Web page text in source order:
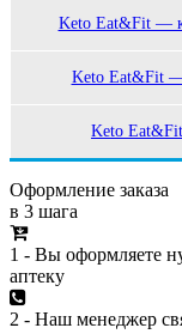
Keto Eat&Fit —
Keto Eat&Fit —
Keto
Оформление заказа
в 3 шага
1 - Вы оформляете
аптеку
2 - Наш менеджер